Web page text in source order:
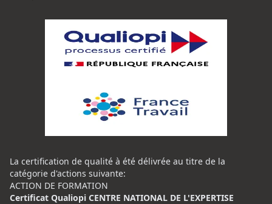
La certification de qualité à été délivrée au titre de la
catégorie d'actions suivante:
ACTION DE FORMATION
Certificat Qualiopi CENTRE NATIONAL DE L'EXPERTISE